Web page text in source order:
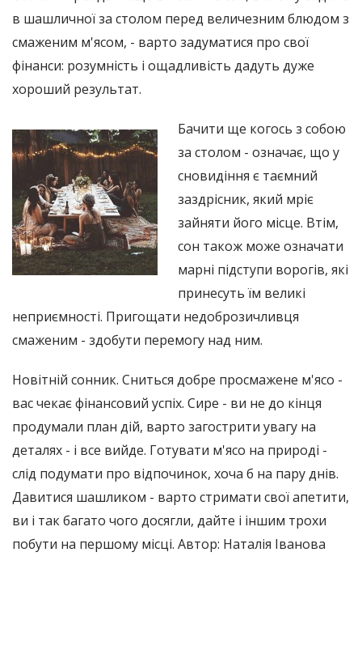
в шашличної за столом перед величезним блюдом з
смаженим м'ясом, - варто задуматися про свої
фінанси: розумність і ощадливість дадуть дуже
хороший результат.
Бачити ще когось з собою
за столом - означає, що у
сновидіння є таємний
заздрісник, який мріє
зайняти його місце. Втім,
сон також може означати
марні підступи ворогів, які
принесуть їм великі
неприємності. Пригощати недоброзичливця
смаженим - здобути перемогу над ним.
Новітній сонник. Сниться добре просмажене м'ясо -
вас чекає фінансовий успіх. Сире - ви не до кінця
продумали план дій, варто загострити увагу на
деталях - і все вийде. Готувати м'ясо на природі -
слід подумати про відпочинок, хоча б на пару днів.
Давитися шашликом - варто стримати свої апетити,
ви і так багато чого досягли, дайте і іншим трохи
побути на першому місці. Автор: Наталія Іванова